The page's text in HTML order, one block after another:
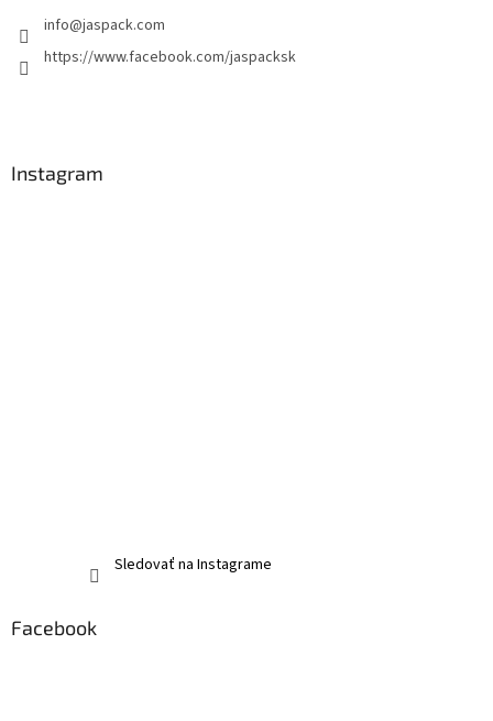
info@jaspack.com
https://www.facebook.com/jaspacksk
Instagram
Sledovať na Instagrame
Facebook